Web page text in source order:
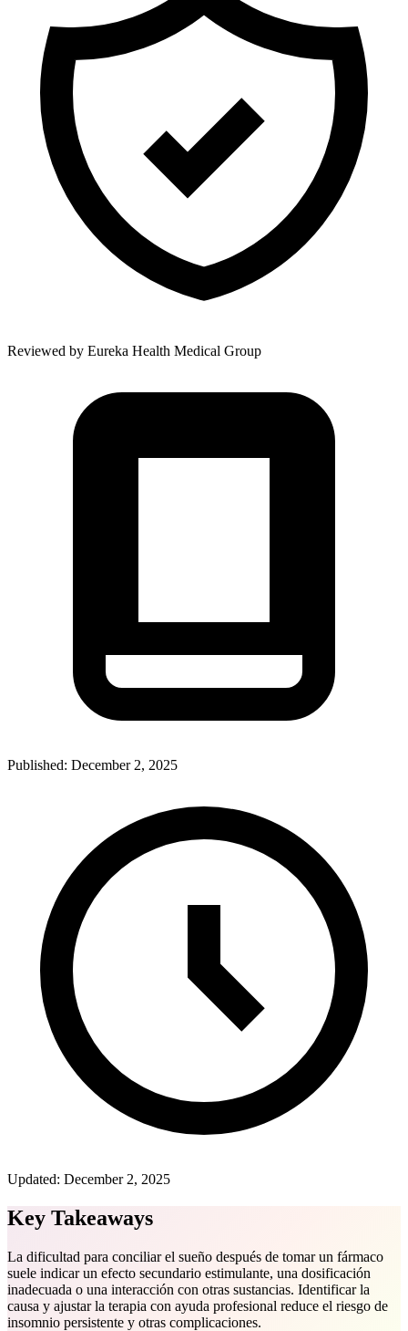
Reviewed by Eureka Health Medical Group
Published: December 2, 2025
Updated: December 2, 2025
Key Takeaways
La dificultad para conciliar el sueño después de tomar un fármaco
suele indicar un efecto secundario estimulante, una dosificación
inadecuada o una interacción con otras sustancias. Identificar la
causa y ajustar la terapia con ayuda profesional reduce el riesgo de
insomnio persistente y otras complicaciones.